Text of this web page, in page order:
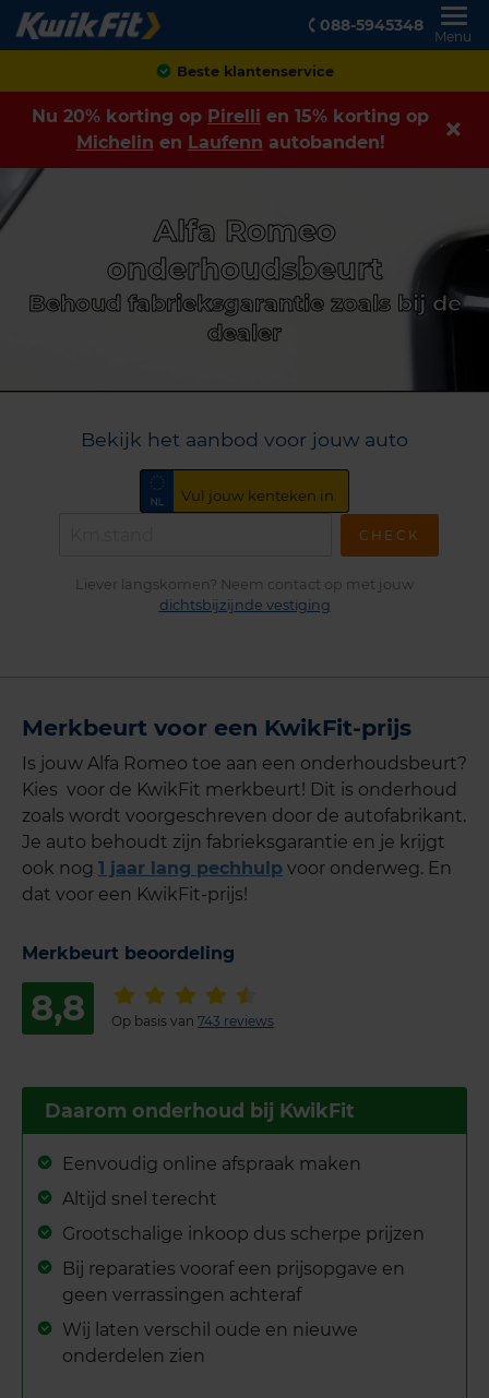
088-5945348
Menu
Achteraf betalen
Nu 20% korting op Pirelli en 15% korting op
Michelin en Laufenn autobanden!
Alfa Romeo
onderhoudsbeurt
Behoud fabrieksgarantie zoals bij de
dealer
Bekijk het aanbod voor jouw auto
CHECK
Liever langskomen? Neem contact op met jouw
dichtsbijzijnde vestiging
Merkbeurt voor een KwikFit-prijs
Is jouw Alfa Romeo toe aan een onderhoudsbeurt?
Kies voor de KwikFit merkbeurt! Dit is onderhoud
zoals wordt voorgeschreven door de autofabrikant.
Je auto behoudt zijn fabrieksgarantie en je krijgt
ook nog 1 jaar lang pechhulp voor onderweg. En
dat voor een KwikFit-prijs!
Merkbeurt beoordeling
8,8 Op basis van 743 reviews
Daarom onderhoud bij KwikFit
Eenvoudig online afspraak maken
Altijd snel terecht
Grootschalige inkoop dus scherpe prijzen
Bij reparaties vooraf een prijsopgave en
geen verrassingen achteraf
Wij laten verschil oude en nieuwe
onderdelen zien